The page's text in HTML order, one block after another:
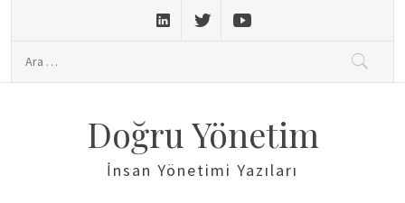
content
Doğru Yönetim
İnsan Yönetimi Yazıları